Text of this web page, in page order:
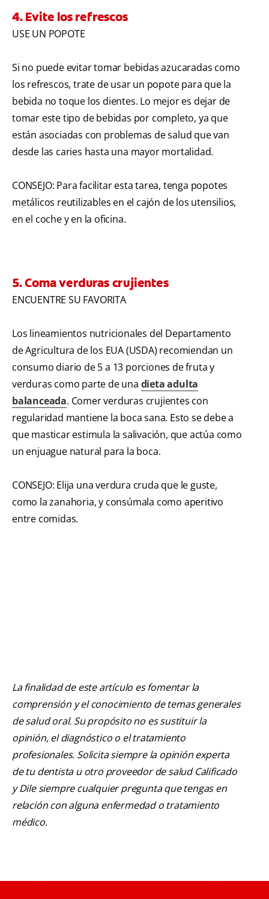
4. Evite los refrescos
USE UN POPOTE
Si no puede evitar tomar bebidas azucaradas como
los refrescos, trate de usar un popote para que la
bebida no toque los dientes. Lo mejor es dejar de
tomar este tipo de bebidas por completo, ya que
están asociadas con problemas de salud que van
desde las caries hasta una mayor mortalidad.
CONSEJO: Para facilitar esta tarea, tenga popotes
metálicos reutilizables en el cajón de los utensilios,
en el coche y en la oficina.
5. Coma verduras crujientes
ENCUENTRE SU FAVORITA
Los lineamientos nutricionales del Departamento
de Agricultura de los EUA (USDA) recomiendan un
consumo diario de 5 a 13 porciones de fruta y
verduras como parte de una dieta adulta
balanceada. Comer verduras crujientes con
regularidad mantiene la boca sana. Esto se debe a
que masticar estimula la salivación, que actúa como
un enjuague natural para la boca.
CONSEJO: Elija una verdura cruda que le guste,
como la zanahoria, y consúmala como aperitivo
entre comidas.
La finalidad de este artículo es fomentar la
comprensión y el conocimiento de temas generales
de salud oral. Su propósito no es sustituir la
opinión, el diagnóstico o el tratamiento
profesionales. Solicita siempre la opinión experta
de tu dentista u otro proveedor de salud Calificado
y Dile siempre cualquier pregunta que tengas en
relación con alguna enfermedad o tratamiento
médico.